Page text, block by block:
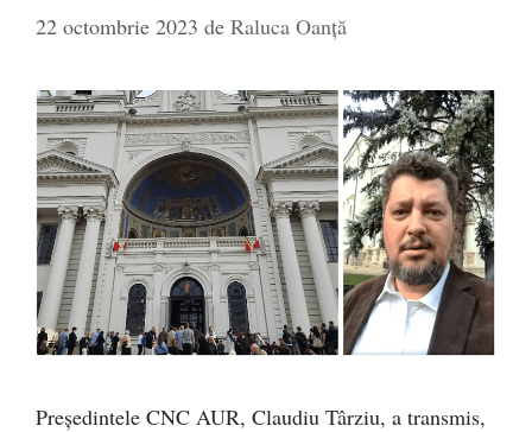
22 octombrie 2023 de Raluca Oanță
Președintele CNC AUR, Claudiu Târziu, a transmis,